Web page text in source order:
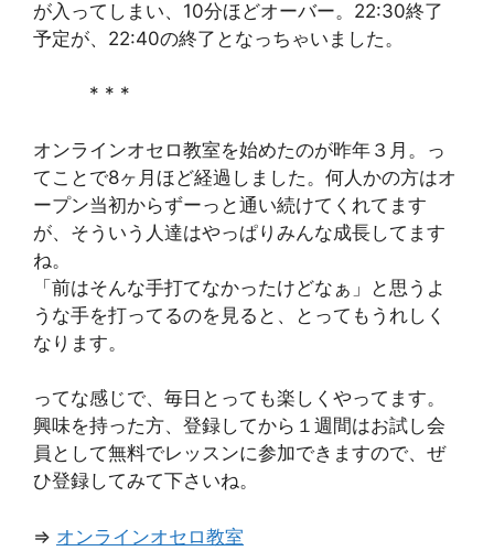
が入ってしまい、10分ほどオーバー。22:30終了
予定が、22:40の終了となっちゃいました。
* * *
オンラインオセロ教室を始めたのが昨年３月。っ
てことで8ヶ月ほど経過しました。何人かの方はオ
ープン当初からずーっと通い続けてくれてます
が、そういう人達はやっぱりみんな成長してます
ね。
「前はそんな手打てなかったけどなぁ」と思うよ
うな手を打ってるのを見ると、とってもうれしく
なります。
ってな感じで、毎日とっても楽しくやってます。
興味を持った方、登録してから１週間はお試し会
員として無料でレッスンに参加できますので、ぜ
ひ登録してみて下さいね。
⇒ オンラインオセロ教室